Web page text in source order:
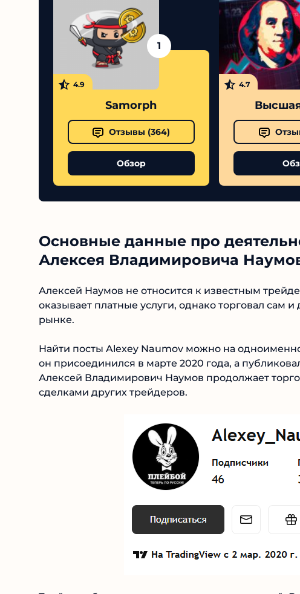
1
4.9
Samorph
Отзывы (364)
Обзор
4.7
Основные данные про
Алексея Владимировича
Алексей Наумов не относится к известным
оказывает платные услуги, однако торговал сам
рынке.
Найти посты Alexey Naumov можно на
он присоединился в марте 2020 года, а
Алексей Владимирович Наумов продолжает
сделками других трейдеров.